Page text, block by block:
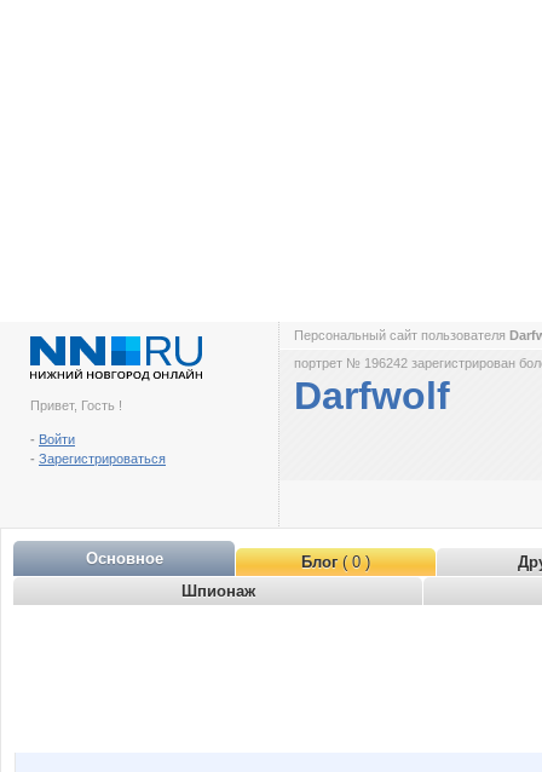
Привет, Гость !
- Войти
- Зарегистрироваться
Персональный сайт пользователя
портрет № 196242 зарегистрирован
Darfwolf
Основное Блог( 0 )
Шпионаж